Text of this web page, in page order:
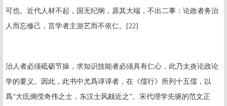
可也。近代人材不起，国无纪纲，原其大端，不出二事：论政者务治
人而忘修己，言学者主游艺而不依仁。[22]
治人者必须砥砺节操，求知识技能者必须具有仁心，此乃太炎论政论
学的要义。因此，此书中尤爲谆谆者，在《儒行》所列十五儒，以
爲“大氐倜傥奇伟之士，东汉士风颇近之”。宋代理学先驱的范文正